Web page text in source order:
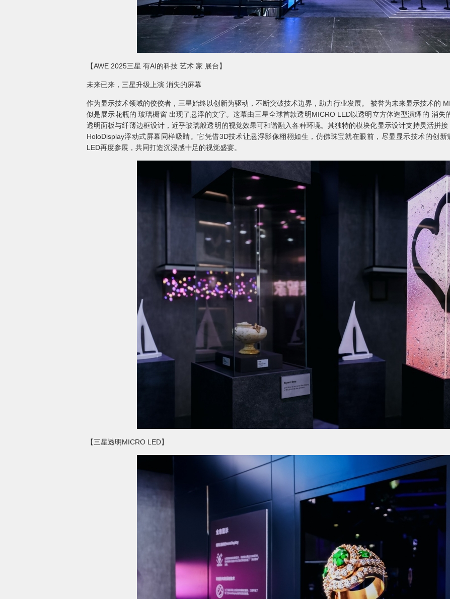
【AWE 2025三星 有AI的科技 艺术 家 展台】
未来已来，三星升级上演 消失的屏幕
作为显示技术领域的佼佼者，三星始终以创新为驱动，不断突破技术边界，助力行业发展。 被誉为未来显示技术的
似是展示花瓶的 玻璃橱窗 出现了悬浮的文字。这幕由三星全球首款透明MICRO LED以透明立方体造型演绎的 消失
透明面板与纤薄边框设计，近乎玻璃般透明的视觉效果可和谐融入各种环境。其独特的模块化显示设计支持灵活拼
HoloDisplay浮动式屏幕同样吸睛。它凭借3D技术让悬浮影像栩栩如生，仿佛珠宝就在眼前，尽显显示技术的创
LED再度参展，共同打造沉浸感十足的视觉盛宴。
【三星透明MICRO LED】